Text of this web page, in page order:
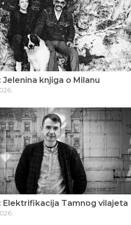
Jelenina knjiga o Milanu
Elektrifikacija Tamnog vilajeta